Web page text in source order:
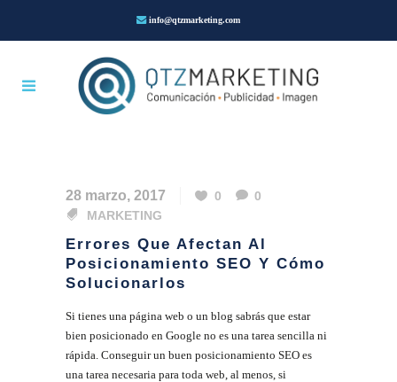
info@qtzmarketing.com
28 marzo, 2017 0
0
MARKETING
Errores Que Afectan Al
Posicionamiento SEO Y Cómo
Solucionarlos
Si tienes una página web o un blog sabrás que estar
bien posicionado en Google no es una tarea sencilla ni
rápida. Conseguir un buen posicionamiento SEO es
una tarea necesaria para toda web, al menos, si